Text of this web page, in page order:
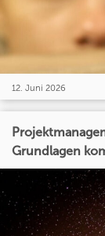
12. Juni 2026
Grundlagen